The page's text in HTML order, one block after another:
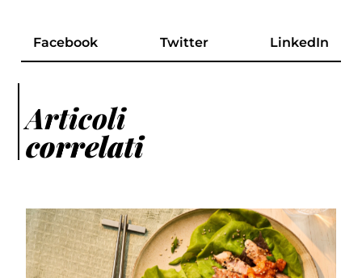
Facebook Twitter LinkedIn
Articoli
correlati